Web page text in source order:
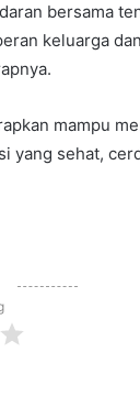
bersama
keluarga
mampu
yang sehat,